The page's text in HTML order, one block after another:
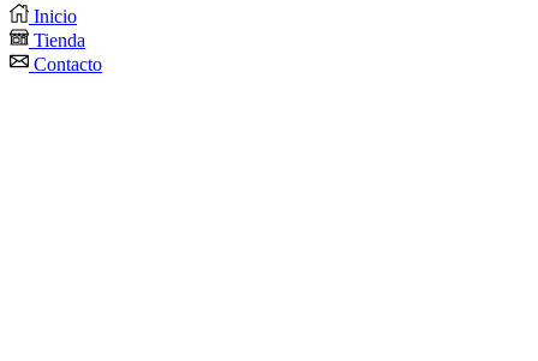
Inicio
Tienda
Contacto